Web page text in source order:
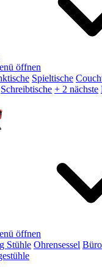
öffnen
Spieltische
Schreibtische + 2 nächste
öffnen
Stühle Ohrensessel